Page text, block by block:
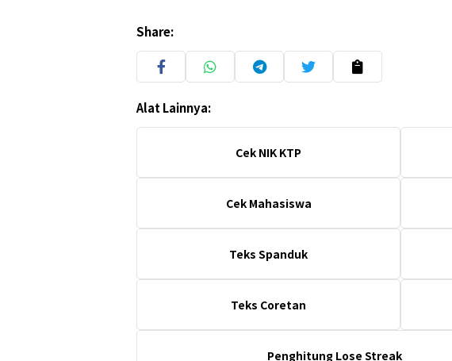
Share:
Alat Lainnya:
Cek NIK KTP
Cek Mahasiswa
Teks Spanduk
Teks Coretan
Penghitung Lose Streak